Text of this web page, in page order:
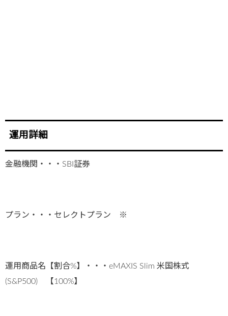
運用詳細
金融機関・・・SBI証券
プラン・・・セレクトプラン ※
運用商品名【割合%】・・・eMAXIS Slim 米国株式
(S&P500) 【100%】